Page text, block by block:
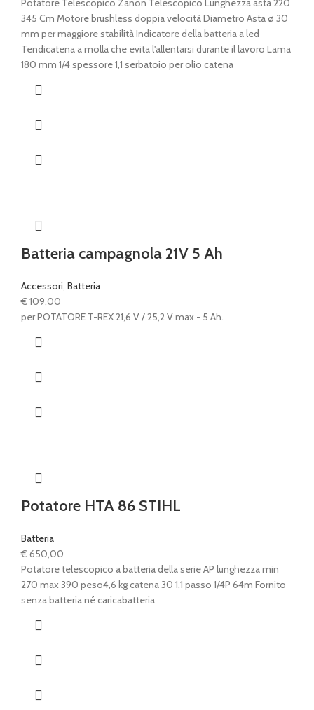
Potatore Telescopico Zanon Telescopico Lunghezza asta 220
345 Cm Motore brushless doppia velocità Diametro Asta ø 30
mm per maggiore stabilità Indicatore della batteria a led
Tendicatena a molla che evita l'allentarsi durante il lavoro Lama
180 mm 1/4 spessore 1,1 serbatoio per olio catena
Batteria campagnola 21V 5 Ah
Accessori, Batteria
€ 109,00
per POTATORE T-REX 21,6 V / 25,2 V max - 5 Ah.
Potatore HTA 86 STIHL
Batteria
€ 650,00
Potatore telescopico a batteria della serie AP lunghezza min
270 max 390 peso4,6 kg catena 30 1,1 passo 1/4P 64m Fornito
senza batteria né caricabatteria